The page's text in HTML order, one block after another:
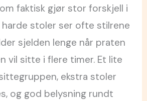
faktisk gjør stor forskjell i
harde stoler ser ofte stilrene
sjelden lenge når praten
vil sitte i flere timer. Et lite
ekstra stoler
og god belysning rundt